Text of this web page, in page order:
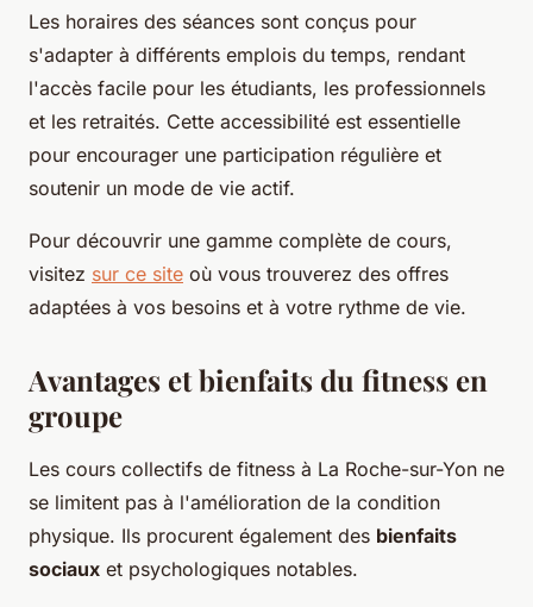
Les horaires des séances sont conçus pour
s'adapter à différents emplois du temps, rendant
l'accès facile pour les étudiants, les professionnels
et les retraités. Cette accessibilité est essentielle
pour encourager une participation régulière et
soutenir un mode de vie actif.
Pour découvrir une gamme complète de cours,
visitez sur ce site où vous trouverez des offres
adaptées à vos besoins et à votre rythme de vie.
Avantages et bienfaits du fitness en
groupe
Les cours collectifs de fitness à La Roche-sur-Yon ne
se limitent pas à l'amélioration de la condition
physique. Ils procurent également des bienfaits
sociaux et psychologiques notables.